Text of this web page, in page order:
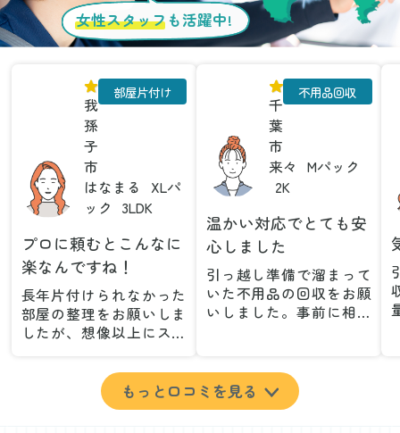
女性スタッフ も活躍中!
我
孫
子
市
はなまる
XLパ
ック
3LDK
部屋片付け
プロに頼むとこんなに
楽なんですね！
長年片付けられなかった
部屋の整理をお願いしま
したが、想像以上にスム
が集めた物や古い家具が
多く、自分たちだけでは
どうにもならない状態で
千
葉
市
来々
Mパック
2K
不用品回収
温かい対応でとても安
心しました
引っ越し準備で溜まって
いた不用品の回収をお願
いしました。事前に相談
とができました。特に、
古い家具や壊れた家電な
ど、処分が難しいものが
もっと口コミを見る